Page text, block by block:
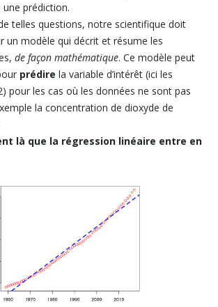
prédiction.
telles questions, notre scientifique doit
un modèle qui décrit et résume les
de façon mathématique. Ce modèle peut
prédire la variable d’intérêt (ici les
pour les cas où les données ne sont pas
la concentration de dioxyde de
là que la régression linéaire entre en